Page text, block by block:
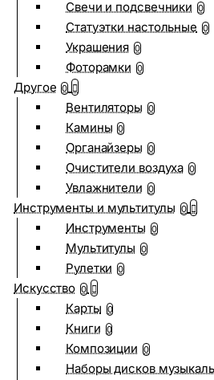
Свечи и подсвечники 0
Статуэтки настольные 0
Украшения 0
Фоторамки 0
Другое 0
Вентиляторы 0
Камины 0
Органайзеры 0
Очистители воздуха 0
Увлажнители 0
Инструменты и мультитулы 0
Инструменты 0
Мультитулы 0
Рулетки 0
Искусство 0
Карты 0
Книги 0
Композиции 0
Наборы дисков